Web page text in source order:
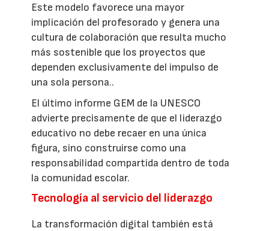
Este modelo favorece una mayor
implicación del profesorado y genera una
cultura de colaboración que resulta mucho
más sostenible que los proyectos que
dependen exclusivamente del impulso de
una sola persona..
El último informe GEM de la UNESCO
advierte precisamente de que el liderazgo
educativo no debe recaer en una única
figura, sino construirse como una
responsabilidad compartida dentro de toda
la comunidad escolar.
Tecnología al servicio del liderazgo
La transformación digital también está